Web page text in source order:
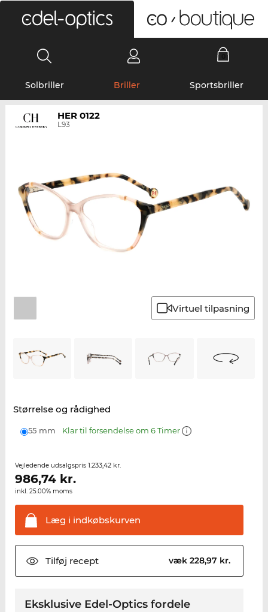
Solbriller Briller Sportsbriller
HER 0122
L93
Virtuel tilpasning
Størrelse og rådighed
55 mm Klar til forsendelse om 6 Timer
Vejledende udsalgspris 1.233,42 kr.
986,74kr.
inkl. 25.00% moms
Læg i indkøbskurven
Tilføj recept væk 228,97 kr.
Eksklusive Edel-Optics fordele